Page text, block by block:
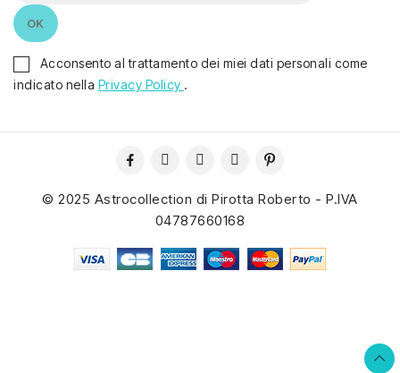
Acconsento al trattamento dei miei dati personali come
indicato nella Privacy Policy .
© 2025 Astrocollection di Pirotta Roberto - P.IVA
04787660168